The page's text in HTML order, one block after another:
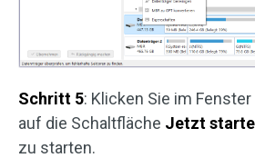
Schritt 5: Klicken Sie im Fenster
auf die Schaltfläche Jetzt
zu starten.